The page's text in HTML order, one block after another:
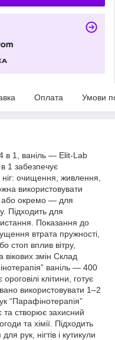
Оплата Умови
4 в 1, ваніль — Elit-Lab
1 забезпечує
очищення, живлення,
використовувати
або окремо — для
Підходить для
Показання до
втрата пружності,
стоп вплив вітру,
вікових змін Склад
ваніль — 400
клітини, готує
використовувати 1–2
“Парафінотерапія”
створює захисний
та хімії. Підходить
рук, нігтів і кутикули